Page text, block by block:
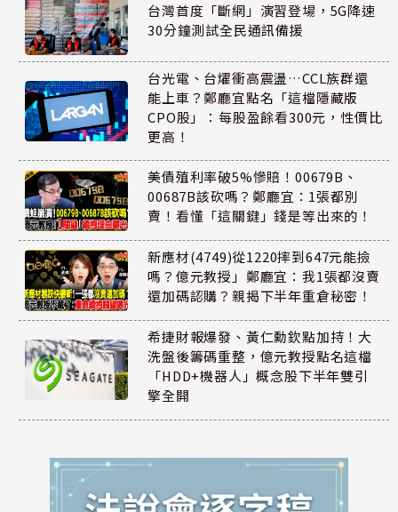
台灣首度「斷網」演習登場，5G降速
30分鐘測試全民通訊備援
台光電、台燿衝高震盪…CCL族群還
能上車？鄭廳宜點名「這檔隱藏版
CPO股」：每股盈餘看300元，性價比
更高！
美債殖利率破5%慘賠！00679B、
00687B該砍嗎？鄭廳宜：1張都別
賣！看懂「這關鍵」錢是等出來的！
新應材(4749)從1220摔到647元能撿
嗎？億元教授」鄭廳宜：我1張都沒賣
還加碼認購？親揭下半年重倉秘密！
希捷財報爆發、黃仁勳欽點加持！大
洗盤後籌碼重整，億元教授點名這檔
「HDD+機器人」概念股下半年雙引
擎全開